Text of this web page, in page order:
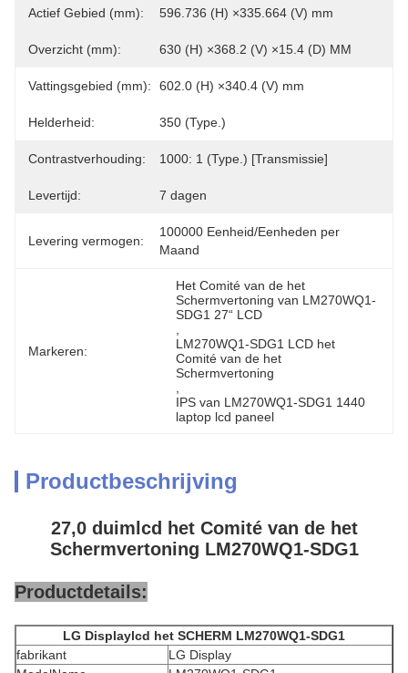
Actief Gebied (mm): 596.736 (H) ×335.664 (V) mm
Overzicht (mm): 630 (H) ×368.2 (V) ×15.4 (D) MM
Vattingsgebied (mm): 602.0 (H) ×340.4 (V) mm
Helderheid: 350 (Type.)
Contrastverhouding: 1000: 1 (Type.) [Transmissie]
Levertijd: 7 dagen
Levering vermogen:
100000 Eenheid/Eenheden per
Maand
Markeren:
Het Comité van de het
Schermvertoning van LM270WQ1-
SDG1 27“ LCD
LM270WQ1-SDG1 LCD het
Comité van de het
Schermvertoning
IPS van LM270WQ1-SDG1 1440
laptop lcd paneel
Productbeschrijving
27,0 duimlcd het Comité van de het
Schermvertoning LM270WQ1-SDG1
Productdetails:
LG Displaylcd het SCHERM LM270WQ1-SDG1
fabrikant
LG Display